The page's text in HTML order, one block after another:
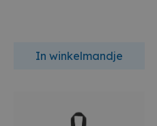
In winkelmandje